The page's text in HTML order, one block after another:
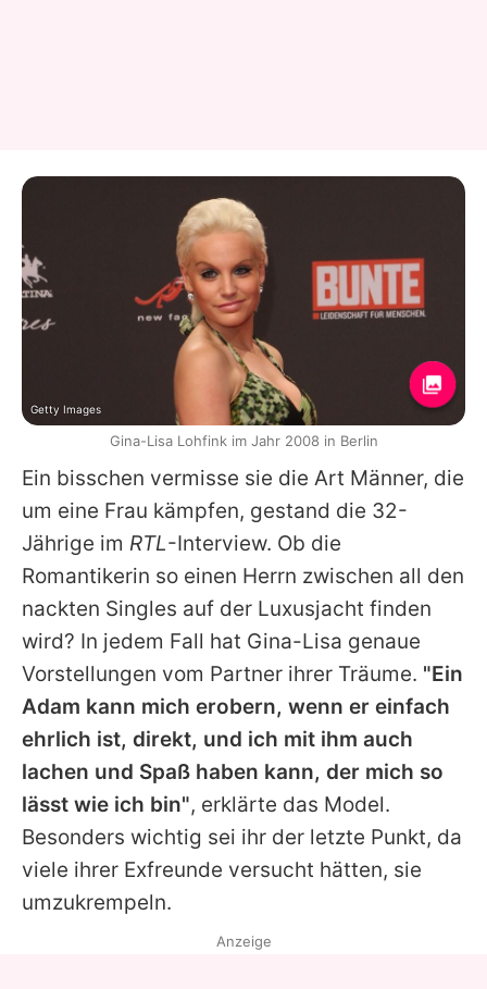
Ein bisschen vermisse sie die Art Männer, die
um eine Frau kämpfen, gestand die 32-
Jährige im RTL-Interview. Ob die
Romantikerin so einen Herrn zwischen all den
nackten Singles auf der Luxusjacht finden
wird? In jedem Fall hat Gina-Lisa genaue
Vorstellungen vom Partner ihrer Träume. "Ein
Adam kann mich erobern, wenn er einfach
ehrlich ist, direkt, und ich mit ihm auch
lachen und Spaß haben kann, der mich so
lässt wie ich bin", erklärte das Model.
Besonders wichtig sei ihr der letzte Punkt, da
viele ihrer Exfreunde versucht hätten, sie
umzukrempeln.
Getty Images
Gina-Lisa Lohfink im Jahr 2008 in Berlin
Anzeige